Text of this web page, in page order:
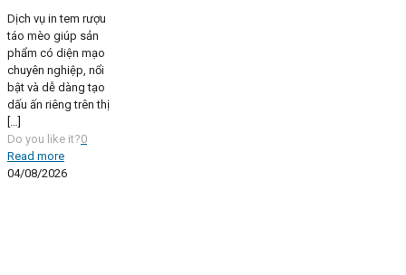
Dịch vụ in tem rượu
táo mèo giúp sản
phẩm có diện mạo
chuyên nghiệp, nổi
bật và dễ dàng tạo
dấu ấn riêng trên thị
[…]
Do you like it?0
Read more
04/08/2026